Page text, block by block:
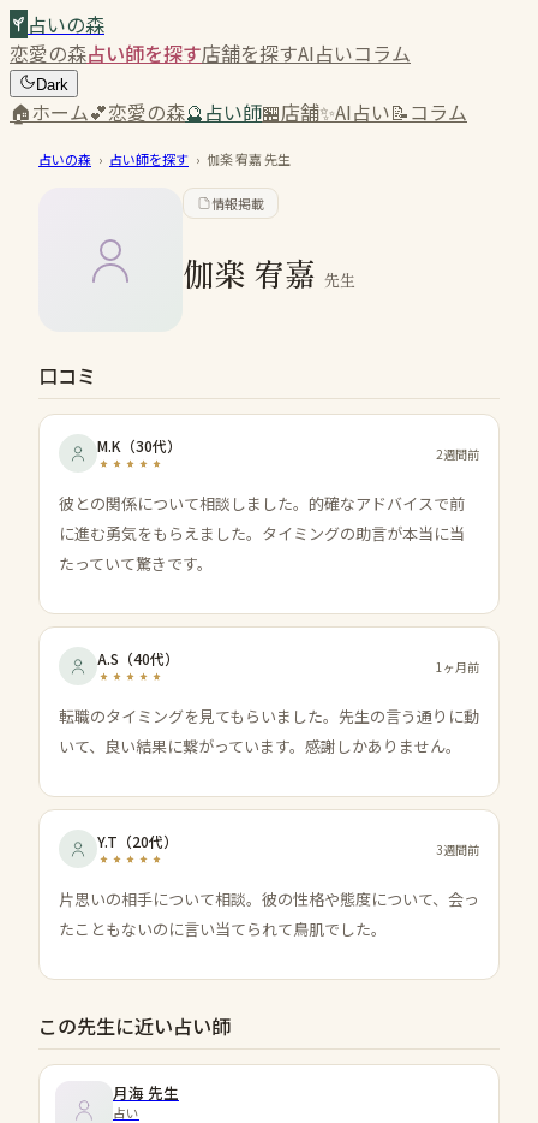
占いの森
恋愛の森占い師を探す店舗を探すAI占いコラム
Dark
🏠ホーム💕恋愛の森🔮占い師🏪店舗✨AI占い📝コラム
占いの森 › 占い師を探す › 伽楽 宥嘉先生
情報掲載
伽楽 宥嘉 先生
口コミ
M.K （30代） 2週間前
彼との関係について相談しました。的確なアドバイスで前
に進む勇気をもらえました。タイミングの助言が本当に当
たっていて驚きです。
A.S （40代） 1ヶ月前
転職のタイミングを見てもらいました。先生の言う通りに動
いて、良い結果に繋がっています。感謝しかありません。
Y.T （20代） 3週間前
片思いの相手について相談。彼の性格や態度について、会っ
たこともないのに言い当てられて鳥肌でした。
この先生に近い占い師
月海 先生
占い